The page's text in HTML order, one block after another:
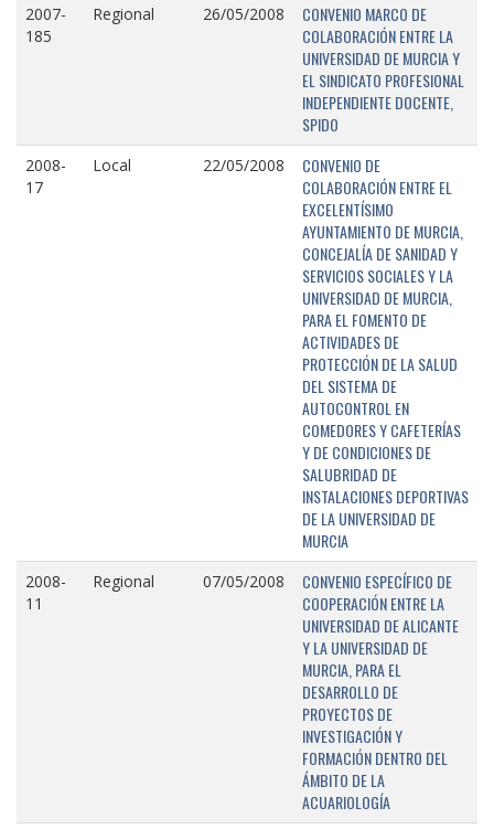
2007-
185
Regional 26/05/2008
CONVENIO MARCO DE
COLABORACIÓN ENTRE LA
UNIVERSIDAD DE MURCIA Y
EL SINDICATO PROFESIONAL
INDEPENDIENTE DOCENTE,
SPIDO
2008-
17
Local 22/05/2008
CONVENIO DE
COLABORACIÓN ENTRE EL
EXCELENTÍSIMO
AYUNTAMIENTO DE MURCIA,
CONCEJALÍA DE SANIDAD Y
SERVICIOS SOCIALES Y LA
UNIVERSIDAD DE MURCIA,
PARA EL FOMENTO DE
ACTIVIDADES DE
PROTECCIÓN DE LA SALUD
DEL SISTEMA DE
AUTOCONTROL EN
COMEDORES Y CAFETERÍAS
Y DE CONDICIONES DE
SALUBRIDAD DE
INSTALACIONES DEPORTIVAS
DE LA UNIVERSIDAD DE
MURCIA
2008-
11
Regional 07/05/2008
CONVENIO ESPECÍFICO DE
COOPERACIÓN ENTRE LA
UNIVERSIDAD DE ALICANTE
Y LA UNIVERSIDAD DE
MURCIA, PARA EL
DESARROLLO DE
PROYECTOS DE
INVESTIGACIÓN Y
FORMACIÓN DENTRO DEL
ÁMBITO DE LA
ACUARIOLOGÍA